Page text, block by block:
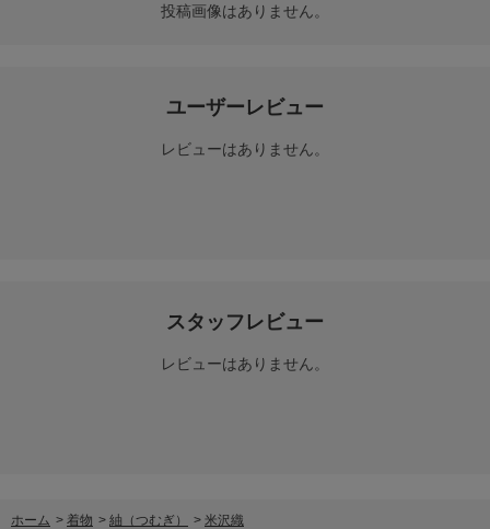
投稿画像はありません。
ユーザーレビュー
レビューはありません。
スタッフレビュー
レビューはありません。
ホーム > 着物 > 紬（つむぎ） > 米沢織